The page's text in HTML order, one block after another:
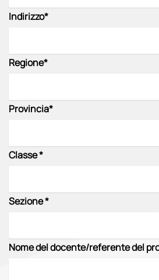
Indirizzo*
Regione*
Provincia*
Classe *
Sezione *
Nome del docente/referente del